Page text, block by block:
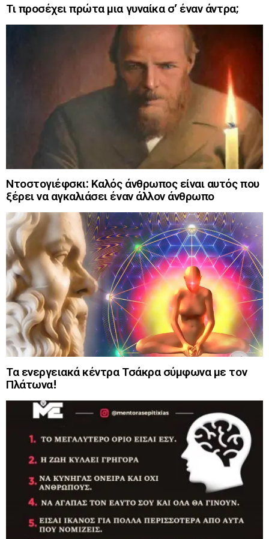
Τι προσέχει πρώτα μια γυναίκα σ’ έναν άντρα;
Ντοστογιέφσκι: Καλός άνθρωπος είναι αυτός που
ξέρει να αγκαλιάσει έναν άλλον άνθρωπο
Τα ενεργειακά κέντρα Τσάκρα σύμφωνα με τον
Πλάτωνα!